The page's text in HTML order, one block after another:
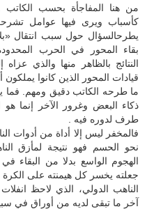
من هنا المفاجأة بحسب الكاتب .
كأسباب ويرى فيها عوامل
يطرحالسؤال حول سبب انتقال
بقاء المحور في الحرب
النتائج بالظاهر منها والذي
قيادات المحور الذين كانوا يملكون
ما طرحه الكاتب دقيق ومهم. فما
ذكاء البعض وغرور الآخر إنما
طرف لدوره فيه .
فالمخفر ليس إلا أداة من أدوات
نحو الحسم فهو نتيجة لمأزق
الهجوم الواسع بدلا من البقاء
جعلته يخسر كل هيمنته على الكرة
الناهب الدولي، الذي لاحظ
آخر ما تبقى لديه من أوراق في